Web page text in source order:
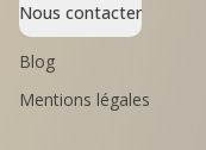
Nous contacter
Blog
Mentions légales